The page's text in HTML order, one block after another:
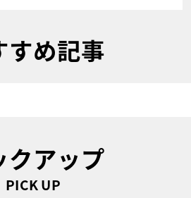
すめ記事
クアップ
PICK UP